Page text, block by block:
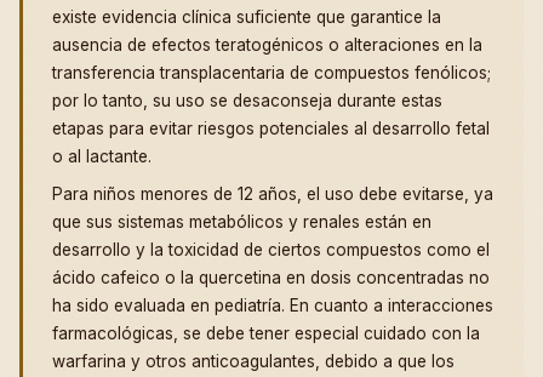
existe evidencia clínica suficiente que garantice la
ausencia de efectos teratogénicos o alteraciones en la
transferencia transplacentaria de compuestos fenólicos;
por lo tanto, su uso se desaconseja durante estas
etapas para evitar riesgos potenciales al desarrollo fetal
o al lactante.
Para niños menores de 12 años, el uso debe evitarse, ya
que sus sistemas metabólicos y renales están en
desarrollo y la toxicidad de ciertos compuestos como el
ácido cafeico o la quercetina en dosis concentradas no
ha sido evaluada en pediatría. En cuanto a interacciones
farmacológicas, se debe tener especial cuidado con la
warfarina y otros anticoagulantes, debido a que los